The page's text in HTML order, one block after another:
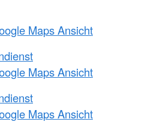
Maps Ansicht
Maps Ansicht
Maps Ansicht